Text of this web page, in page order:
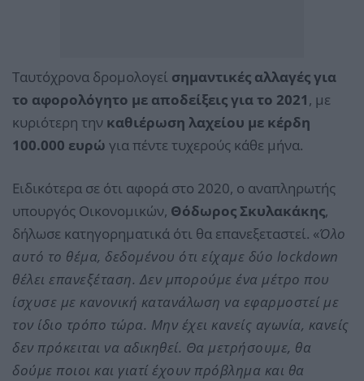
Ταυτόχρονα δρομολογεί σημαντικές αλλαγές για
το αφορολόγητο με αποδείξεις για το 2021, με
κυριότερη την καθιέρωση λαχείου με κέρδη
100.000 ευρώ για πέντε τυχερούς κάθε μήνα.
Ειδικότερα σε ότι αφορά στο 2020, ο αναπληρωτής
υπουργός Οικονομικών, Θόδωρος Σκυλακάκης,
δήλωσε κατηγορηματικά ότι θα επανεξεταστεί. «Όλο
αυτό το θέμα, δεδομένου ότι είχαμε δύο lockdown
θέλει επανεξέταση. Δεν μπορούμε ένα μέτρο που
ίσχυσε με κανονική κατανάλωση να εφαρμοστεί με
τον ίδιο τρόπο τώρα. Μην έχει κανείς αγωνία, κανείς
δεν πρόκειται να αδικηθεί. Θα μετρήσουμε, θα
δούμε ποιοι και γιατί έχουν πρόβλημα και θα